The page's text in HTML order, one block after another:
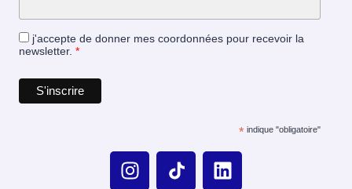
j'accepte de donner mes coordonnées pour recevoir la
newsletter.*
*indique "obligatoire"